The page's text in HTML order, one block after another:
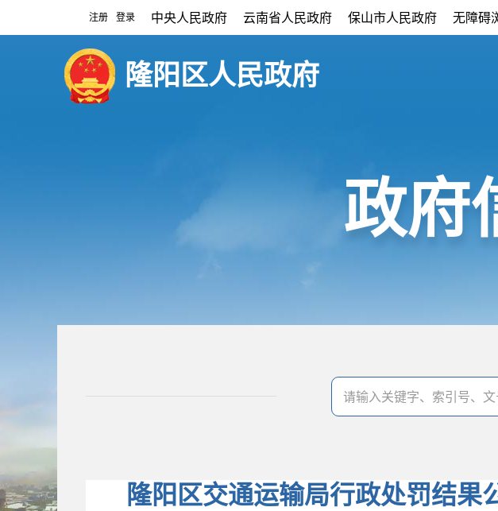
注册 登录 中央人民政府 云南省人民政府 保山市人民政府 无障碍
隆阳区人民政府
政府
隆阳区交通运输局行政处罚结